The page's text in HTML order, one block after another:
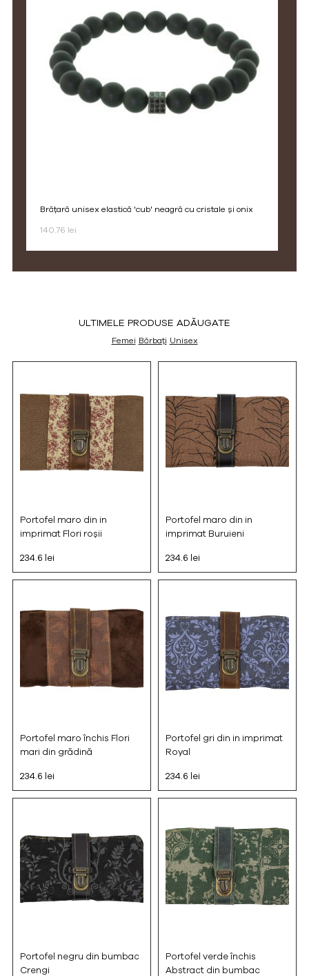
brățară unisex elastică 'cub' neagră cu cristale și onix
140.76 lei
ULTIMELE PRODUSE ADĂUGATE
Femei Bărbați Unisex
Portofel maro din in
imprimat Flori roșii
234.6 lei
Portofel maro din in
imprimat Buruieni
234.6 lei
Portofel maro închis Flori
mari din grădină
234.6 lei
Portofel gri din in imprimat
Royal
234.6 lei
Portofel negru din bumbac
Crengi
Portofel verde închis
Abstract din bumbac